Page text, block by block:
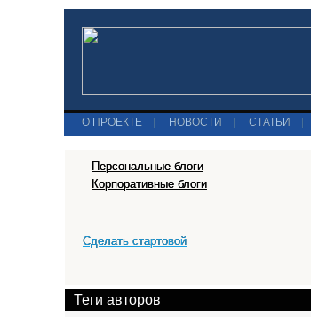
О ПРОЕКТЕ НОВОСТИ СТАТЬИ
Персональные блоги
Корпоративные блоги
Сделать стартовой
Теги авторов